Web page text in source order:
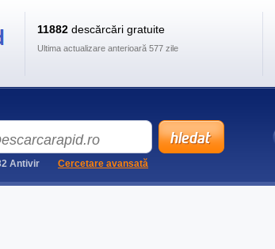
11882 descărcări gratuite
Ultima actualizare anterioară 577 zile
Antivir Cercetare avansată